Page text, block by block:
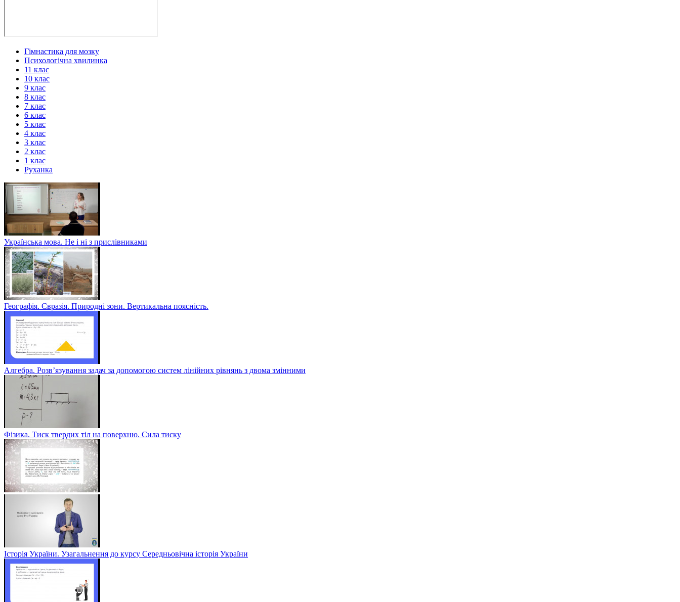
Гімнастика для мозку
Психологічна хвилинка
11 клас
10 клас
9 клас
8 клас
7 клас
6 клас
5 клас
4 клас
3 клас
2 клас
1 клас
Руханка
Українська мова. Не і ні з прислівниками
Географія. Євразія. Природні зони. Вертикальна поясність.
Алгебра. Розв’язування задач за допомогою систем лінійних рівнянь з двома змінними
Фізика. Тиск твердих тіл на поверхню. Сила тиску
Історія України. Узагальнення до курсу Середньовічна історія України